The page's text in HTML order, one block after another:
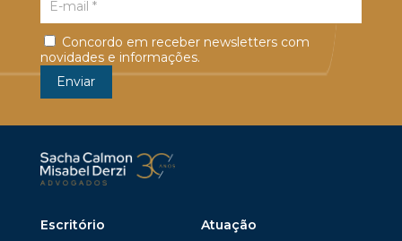
Concordo em receber newsletters com
novidades e informações.
Escritório
Atuação